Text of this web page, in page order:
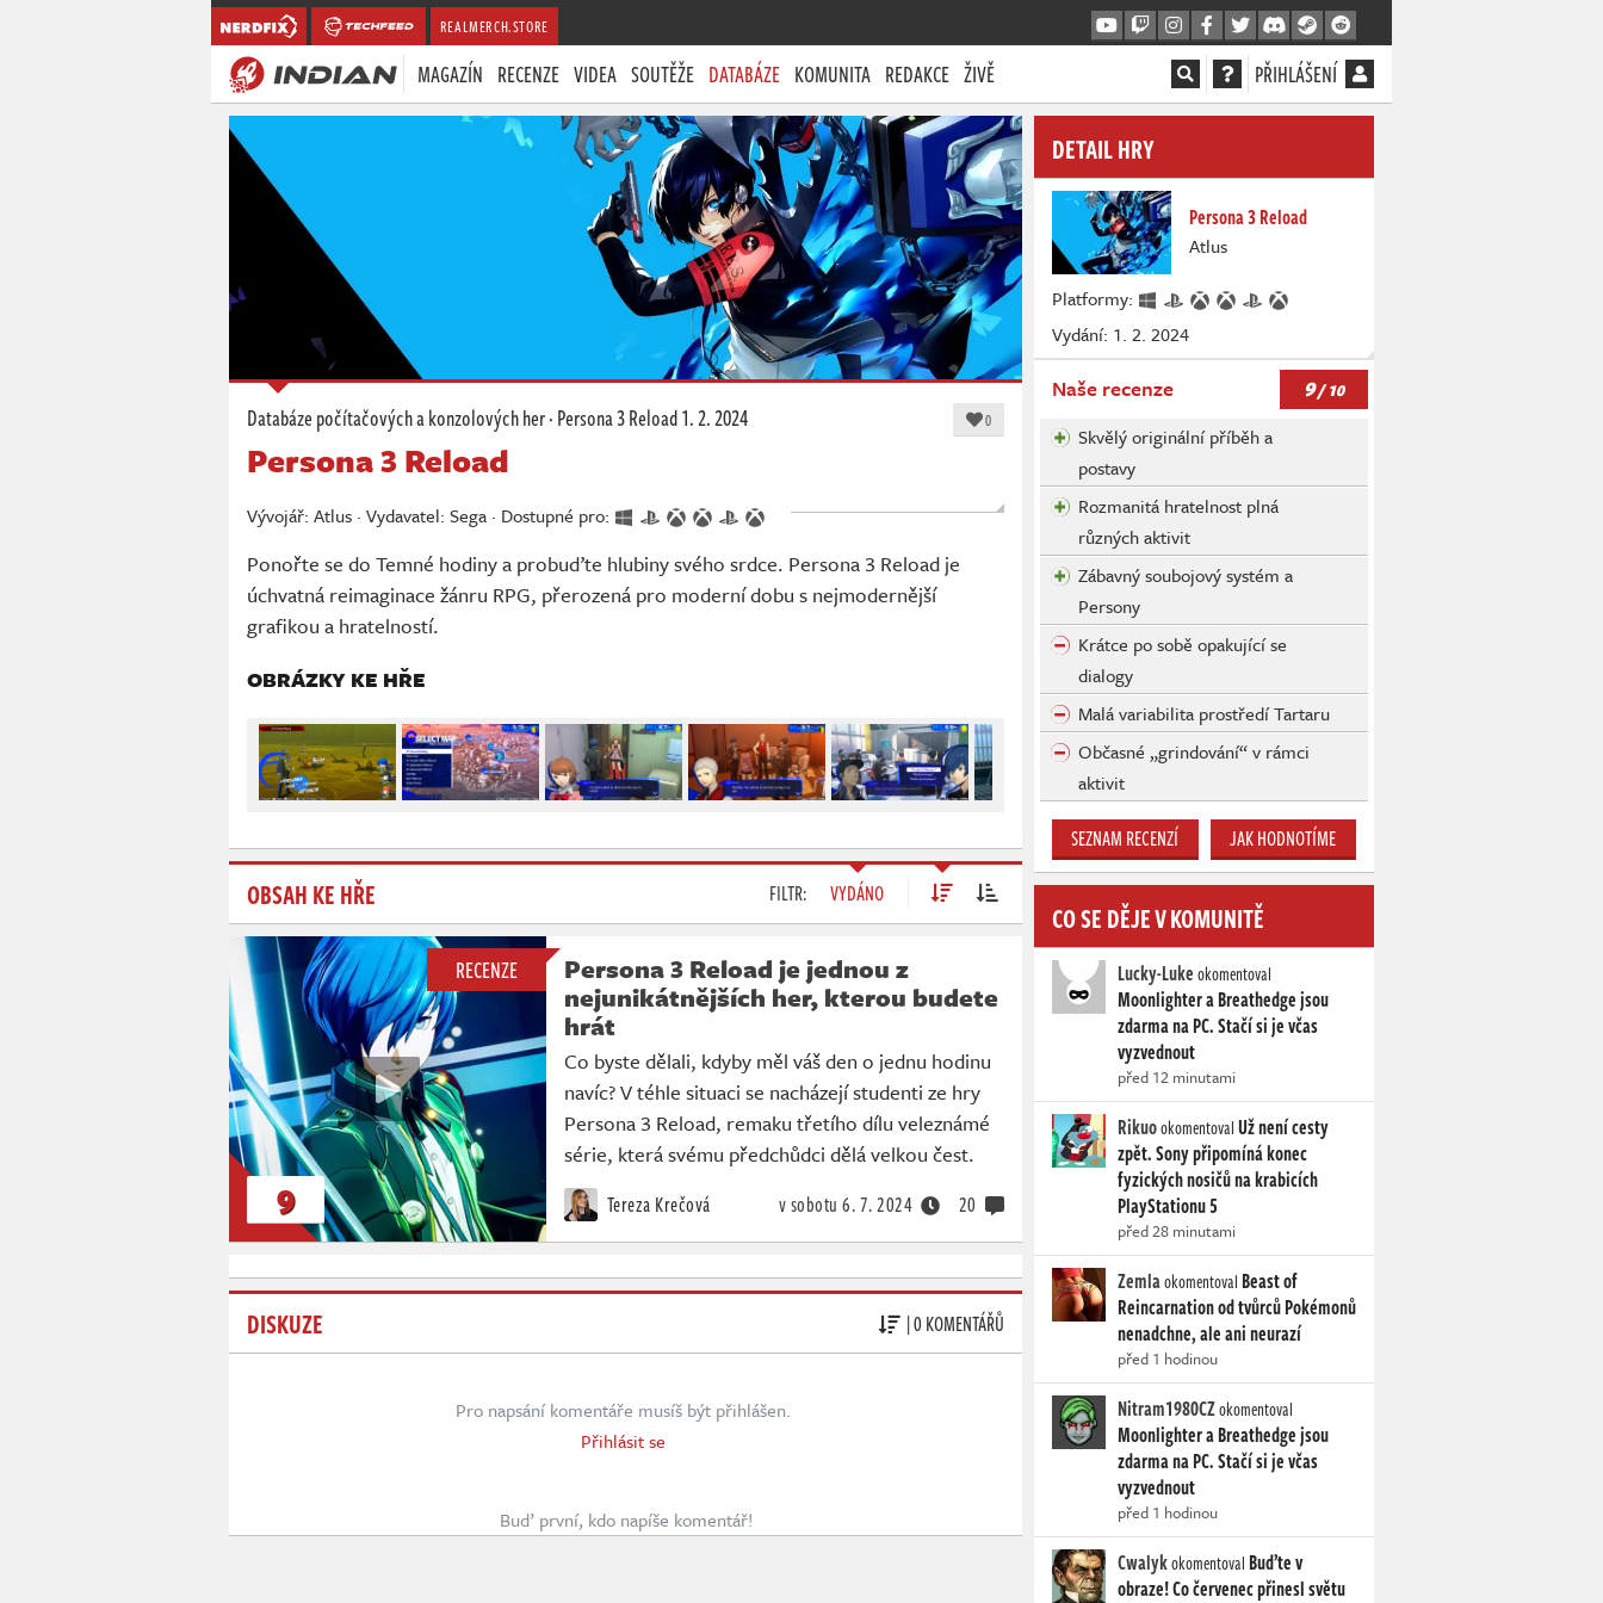
REALMERCH.STORE
MAGAZÍN RECENZE VIDEA SOUTĚŽE DATABÁZE KOMUNITA REDAKCE ŽIVĚ PŘIHLÁŠENÍ
Databáze počítačových a konzolových her·Persona 3 Reload1. 2. 2024 0
Persona 3 Reload
Vývojář: Atlus · Vydavatel: Sega · Dostupné pro:
Ponořte se do Temné hodiny a probuďte hlubiny svého srdce. Persona 3 Reload je
úchvatná reimaginace žánru RPG, přerozená pro moderní dobu s nejmodernější
grafikou a hratelností.
OBRÁZKY KE HŘE
OBSAH KE HŘE FILTR: VYDÁNO
RECENZE
9
Persona 3 Reload je jednou z
nejunikátnějších her, kterou budete
hrát
Co byste dělali, kdyby měl váš den o jednu hodinu
navíc? V téhle situaci se nacházejí studenti ze hry
Persona 3 Reload, remaku třetího dílu veleznámé
série, která svému předchůdci dělá velkou čest.
Tereza Krečová v sobotu 6. 7. 2024 20
DISKUZE | 0 KOMENTÁŘŮ
Pro napsání komentáře musíš být přihlášen.
Přihlásit se
Buď první, kdo napíše komentář!
DETAIL HRY
Persona 3 Reload
Atlus
Platformy:
Vydání: 1. 2. 2024
Naše recenze 9/ 10
Skvělý originální příběh a
postavy
Rozmanitá hratelnost plná
různých aktivit
Zábavný soubojový systém a
Persony
Krátce po sobě opakující se
dialogy
Malá variabilita prostředí Tartaru
Občasné „grindování“ v rámci
aktivit
SEZNAM RECENZÍ JAK HODNOTÍME
CO SE DĚJE V KOMUNITĚ
Lucky-Lukeokomentoval
Moonlighter a Breathedge jsou
zdarma na PC. Stačí si je včas
vyzvednout
před 12 minutami
RikuookomentovalUž není cesty
zpět. Sony připomíná konec
fyzických nosičů na krabicích
PlayStationu 5
před 28 minutami
Zemlaokomentoval Beast of
Reincarnation od tvůrců Pokémonů
nenadchne, ale ani neurazí
před 1 hodinou
Nitram1980CZokomentoval
Moonlighter a Breathedge jsou
zdarma na PC. Stačí si je včas
vyzvednout
před 1 hodinou
Cwalykokomentoval Buďte v
obraze! Co červenec přinesl světu